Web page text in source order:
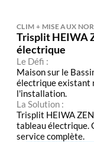
CLIM + MISE AUX
Trisplit HEIWA
électrique
Le Défi :
Maison sur le
électrique existant
l'installation.
La Solution :
Trisplit HEIWA
tableau électrique.
service complète.